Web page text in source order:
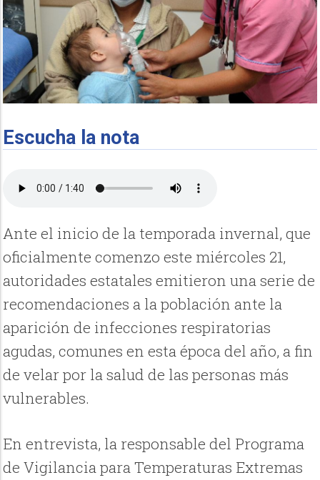
Escucha la nota
Ante el inicio de la temporada invernal, que
oficialmente comenzo este miércoles 21,
autoridades estatales emitieron una serie de
recomendaciones a la población ante la
aparición de infecciones respiratorias
agudas, comunes en esta época del año, a fin
de velar por la salud de las personas más
vulnerables.
En entrevista, la responsable del Programa
de Vigilancia para Temperaturas Extremas